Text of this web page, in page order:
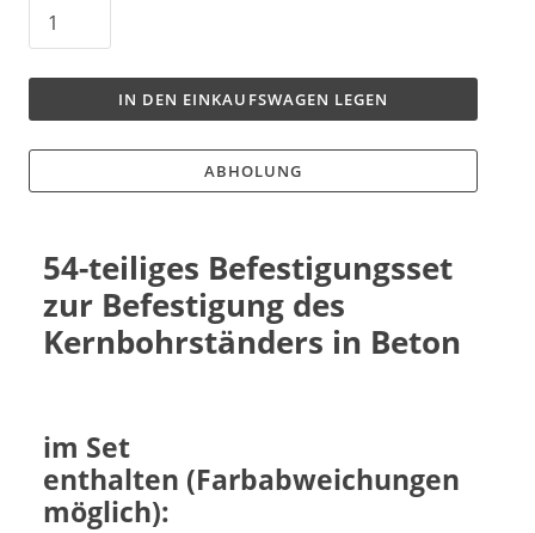
IN DEN EINKAUFSWAGEN LEGEN
ABHOLUNG
54-teiliges Befestigungsset
zur Befestigung des
Kernbohrständers in Beton
im Set
enthalten (Farbabweichungen
möglich):